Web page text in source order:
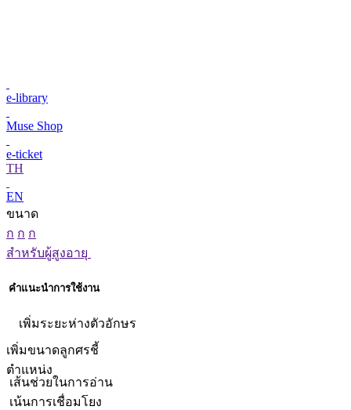
e-library
Muse Shop
e-ticket
TH
EN
ขนาด
ก ก ก
สำหรับผู้สูงอายุ
คำแนะนำการใช้งาน
เพิ่มระยะห่างตัวอักษร
เพิ่มขนาดลูกศรชี้
ตำแหน่ง
เส้นช่วยในการอ่าน
เน้นการเชื่อมโยง